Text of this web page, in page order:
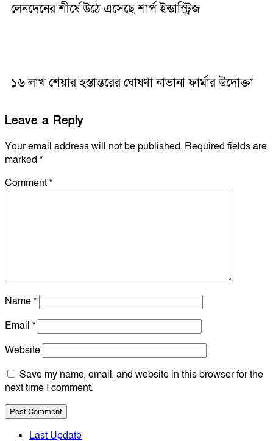
লেনদেনের শীর্ষে উঠে এসেছে শার্প ইন্ডাস্ট্রিজ
১৬ লাখ শেয়ার হস্তান্তরের ঘোষণা নাভানা ফার্মার উদোক্তা
Leave a Reply
Your email address will not be published. Required fields are
marked *
Comment*
Name*
Email *
Website
Save my name, email, and website in this browser for the
next time I comment.
Last Update